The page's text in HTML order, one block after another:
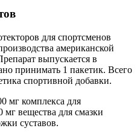
для спортсменов
американской
выпускается в
принимать 1 пакетик. Всего
спортивной добавки.
мг комплекса для
мг вещества для смазки
суставов.